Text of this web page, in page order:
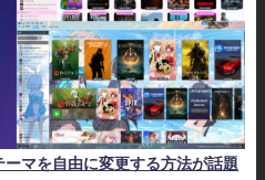
マを自由に変更する方法が話題